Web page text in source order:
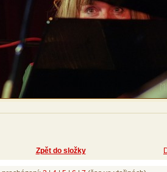
Zpět do složky